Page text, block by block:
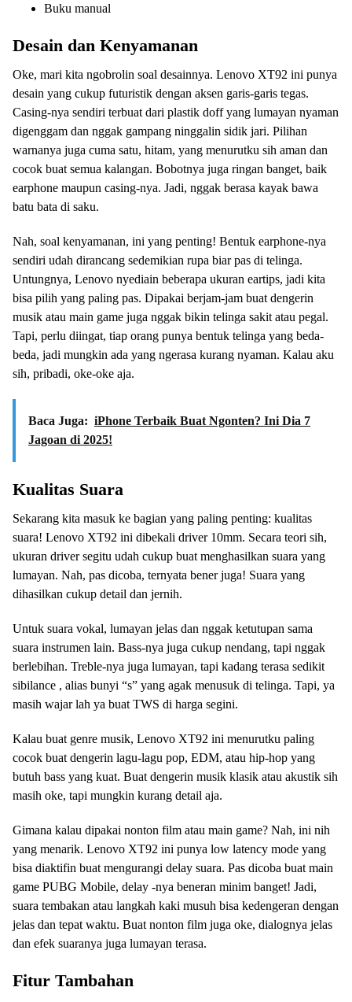
Buku manual
Desain dan Kenyamanan
Oke, mari kita ngobrolin soal desainnya. Lenovo XT92 ini punya
desain yang cukup futuristik dengan aksen garis-garis tegas.
Casing-nya sendiri terbuat dari plastik doff yang lumayan nyaman
digenggam dan nggak gampang ninggalin sidik jari. Pilihan
warnanya juga cuma satu, hitam, yang menurutku sih aman dan
cocok buat semua kalangan. Bobotnya juga ringan banget, baik
earphone maupun casing-nya. Jadi, nggak berasa kayak bawa
batu bata di saku.
Nah, soal kenyamanan, ini yang penting! Bentuk earphone-nya
sendiri udah dirancang sedemikian rupa biar pas di telinga.
Untungnya, Lenovo nyediain beberapa ukuran eartips, jadi kita
bisa pilih yang paling pas. Dipakai berjam-jam buat dengerin
musik atau main game juga nggak bikin telinga sakit atau pegal.
Tapi, perlu diingat, tiap orang punya bentuk telinga yang beda-
beda, jadi mungkin ada yang ngerasa kurang nyaman. Kalau aku
sih, pribadi, oke-oke aja.
Baca Juga: iPhone Terbaik Buat Ngonten? Ini Dia 7
Jagoan di 2025!
Kualitas Suara
Sekarang kita masuk ke bagian yang paling penting: kualitas
suara! Lenovo XT92 ini dibekali driver 10mm. Secara teori sih,
ukuran driver segitu udah cukup buat menghasilkan suara yang
lumayan. Nah, pas dicoba, ternyata bener juga! Suara yang
dihasilkan cukup detail dan jernih.
Untuk suara vokal, lumayan jelas dan nggak ketutupan sama
suara instrumen lain. Bass-nya juga cukup nendang, tapi nggak
berlebihan. Treble-nya juga lumayan, tapi kadang terasa sedikit
sibilance , alias bunyi “s” yang agak menusuk di telinga. Tapi, ya
masih wajar lah ya buat TWS di harga segini.
Kalau buat genre musik, Lenovo XT92 ini menurutku paling
cocok buat dengerin lagu-lagu pop, EDM, atau hip-hop yang
butuh bass yang kuat. Buat dengerin musik klasik atau akustik sih
masih oke, tapi mungkin kurang detail aja.
Gimana kalau dipakai nonton film atau main game? Nah, ini nih
yang menarik. Lenovo XT92 ini punya low latency mode yang
bisa diaktifin buat mengurangi delay suara. Pas dicoba buat main
game PUBG Mobile, delay -nya beneran minim banget! Jadi,
suara tembakan atau langkah kaki musuh bisa kedengeran dengan
jelas dan tepat waktu. Buat nonton film juga oke, dialognya jelas
dan efek suaranya juga lumayan terasa.
Fitur Tambahan